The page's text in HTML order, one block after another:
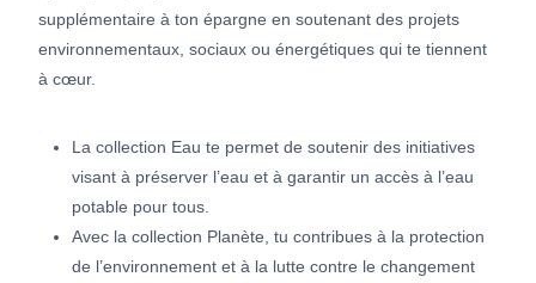
supplémentaire à ton épargne en soutenant des projets
environnementaux, sociaux ou énergétiques qui te tiennent
à cœur.
La collection Eau te permet de soutenir des initiatives
visant à préserver l’eau et à garantir un accès à l’eau
potable pour tous.
Avec la collection Planète, tu contribues à la protection
de l’environnement et à la lutte contre le changement